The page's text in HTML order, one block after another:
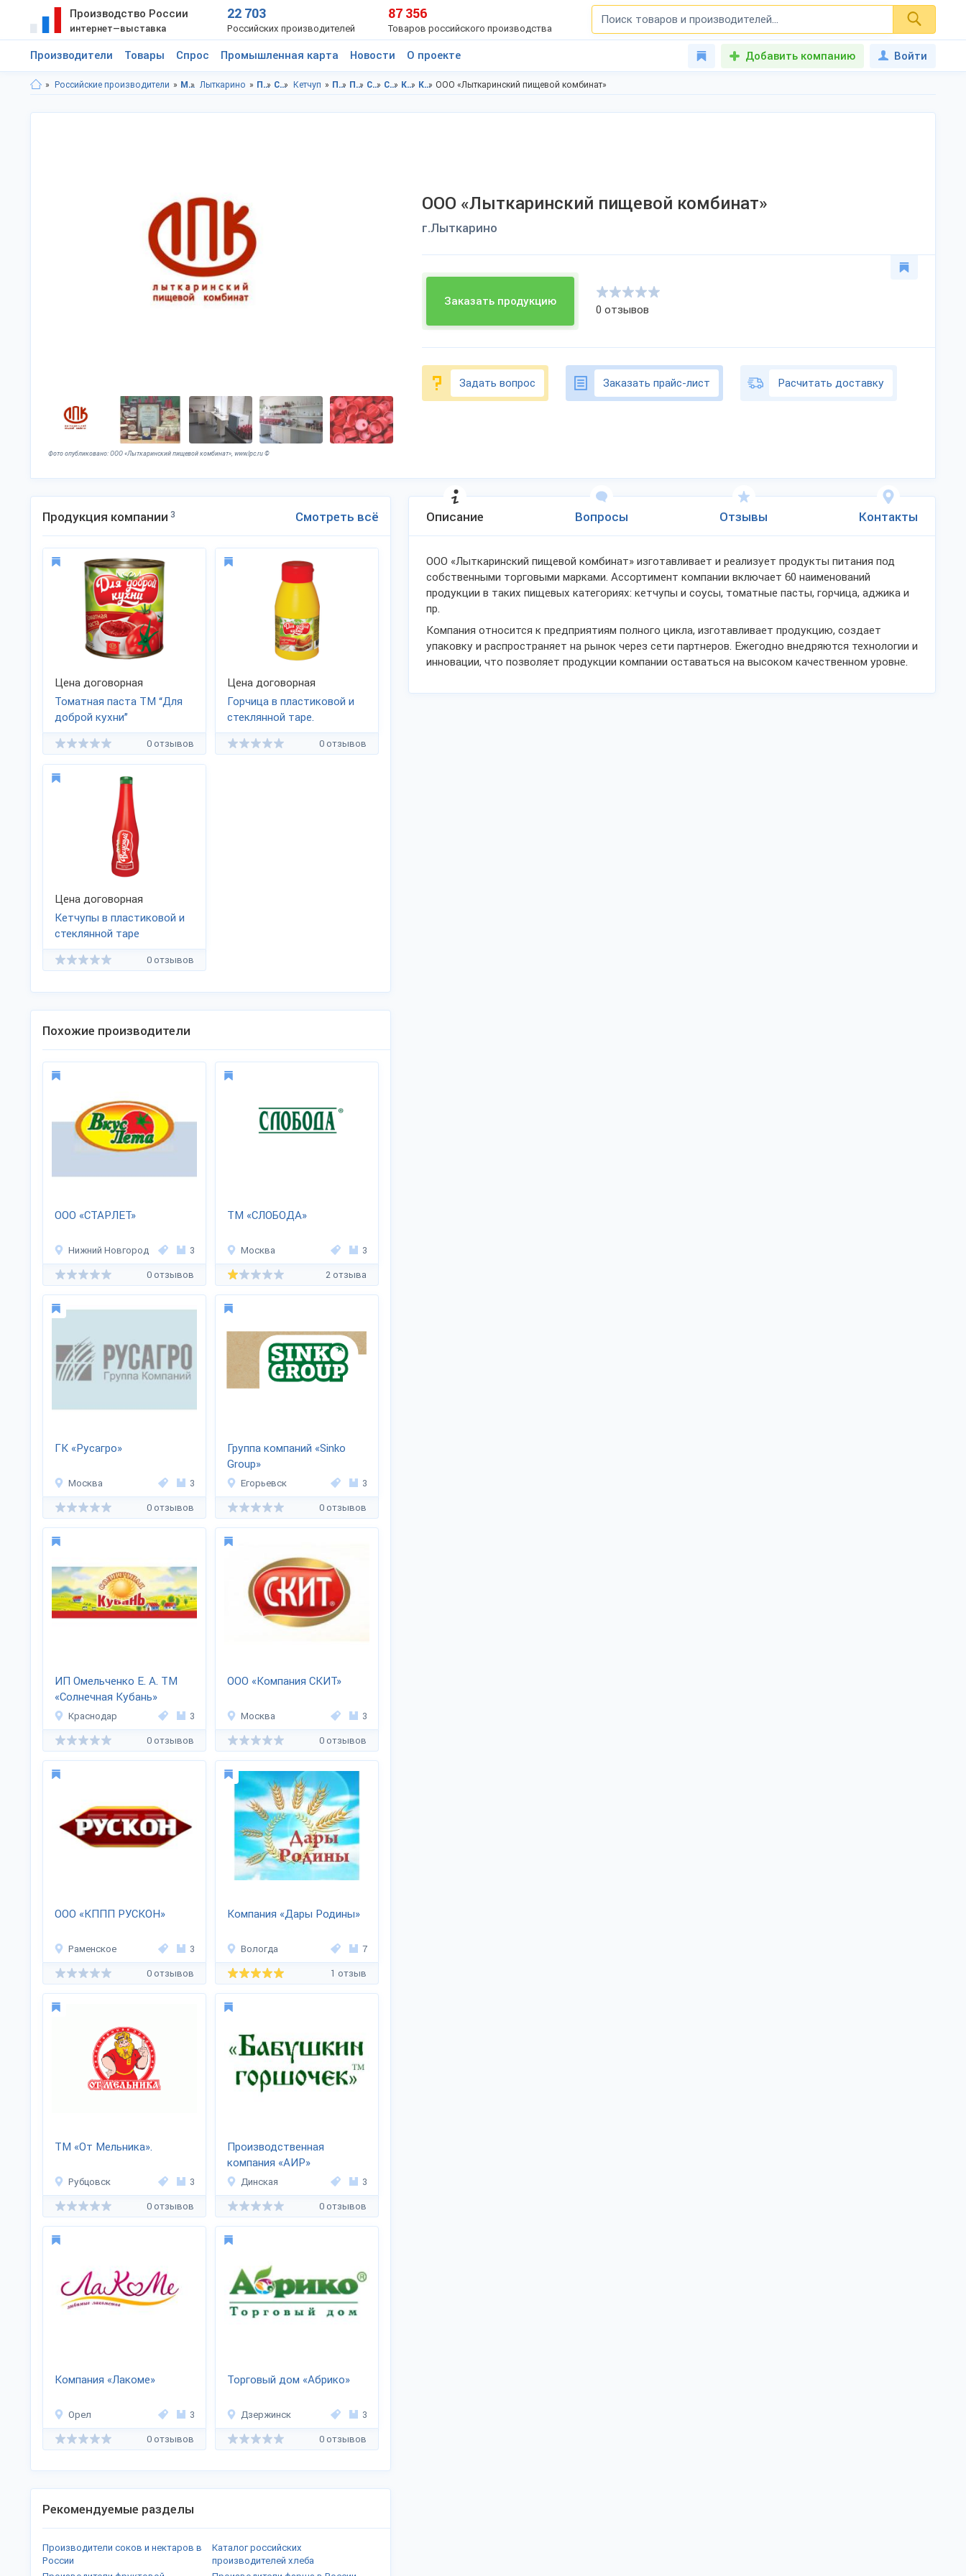
Производство России
интернет—выставка
22 703
Российских производителей
87 356
Товаров российского производства
Производители Товары Спрос Промышленная карта Новости О проекте Добавить компанию Войти
Российские производители Московская область Лыткарино Продукты питания Соусы Кетчуп Продукты питания в Московская область Продукты питания в г.Лыткарино Соусы в Московская область Соусы в г.Лыткарино Кетчуп в Московская область Кетчуп в г.Лыткарино ООО «Лыткаринский пищевой комбинат»
Фото опубликовано: ООО «Лыткаринский пищевой комбинат», www.lpc.ru ©
ООО «Лыткаринский пищевой комбинат»
г.Лыткарино
Заказать продукцию
0 отзывов
Задать вопрос Заказать прайс-лист Расчитать доставку
Описание Вопросы Отзывы Контакты
ООО «Лыткаринский пищевой комбинат» изготавливает и реализует продукты питания под
собственными торговыми марками. Ассортимент компании включает 60 наименований
продукции в таких пищевых категориях: кетчупы и соусы, томатные пасты, горчица, аджика и
пр.
Компания относится к предприятиям полного цикла, изготавливает продукцию, создает
упаковку и распространяет на рынок через сети партнеров. Ежегодно внедряются технологии и
инновации, что позволяет продукции компании оставаться на высоком качественном уровне.
Продукция компании 3 Смотреть всё
Цена договорная
Томатная паста ТМ “Для
доброй кухни”
0 отзывов
Цена договорная
Горчица в пластиковой и
стеклянной таре.
0 отзывов
Цена договорная
Кетчупы в пластиковой и
стеклянной таре
0 отзывов
Похожие производители
ООО «СТАРЛЕТ»
Нижний Новгород 3
0 отзывов
ТМ «СЛОБОДА»
Москва 3
2 отзыва
ГК «Русагро»
Москва 3
0 отзывов
Группа компаний «Sinko
Group»
Егорьевск 3
0 отзывов
ИП Омельченко Е. А. ТМ
«Солнечная Кубань»
Краснодар 3
0 отзывов
ООО «Компания СКИТ»
Москва 3
0 отзывов
ООО «КППП РУСКОН»
Раменское 3
0 отзывов
Компания «Дары Родины»
Вологда 7
1 отзыв
ТМ «От Мельника».
Рубцовск 3
0 отзывов
Производственная
компания «АИР»
Динская 3
0 отзывов
Компания «Лакоме»
Орел 3
0 отзывов
Торговый дом «Абрико»
Дзержинск 3
0 отзывов
Рекомендуемые разделы
Производители соков и нектаров в
России
Каталог российских
производителей хлеба